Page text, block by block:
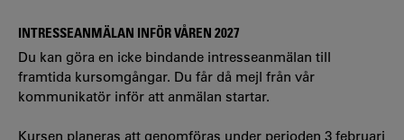
INTRESSEANMÄLAN INFÖR VÅREN 2027
Du kan göra en icke bindande intresseanmälan till
framtida kursomgångar. Du får då mejl från vår
kommunikatör inför att anmälan startar.
Kursen planeras att genomföras under perioden 3 februari